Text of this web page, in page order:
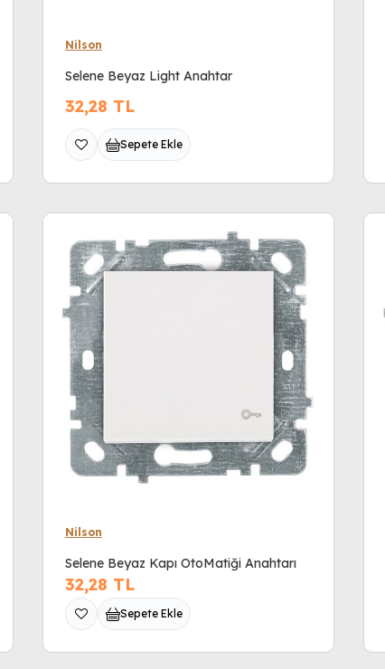
Nilson
Selene Beyaz Light Anahtar
32,28 TL
Sepete Ekle
Nilson
Selene Beyaz Kapı OtoMatiği Anahtarı
32,28 TL
Sepete Ekle